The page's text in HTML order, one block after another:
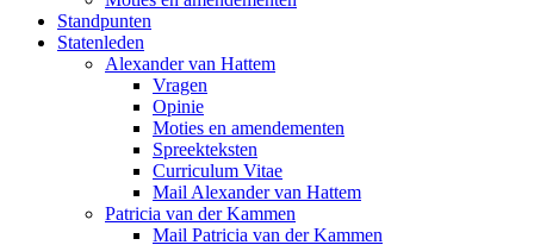
Standpunten
Statenleden
Alexander van Hattem
Vragen
Opinie
Moties en amendementen
Spreekteksten
Curriculum Vitae
Mail Alexander van Hattem
Patricia van der Kammen
Mail Patricia van der Kammen